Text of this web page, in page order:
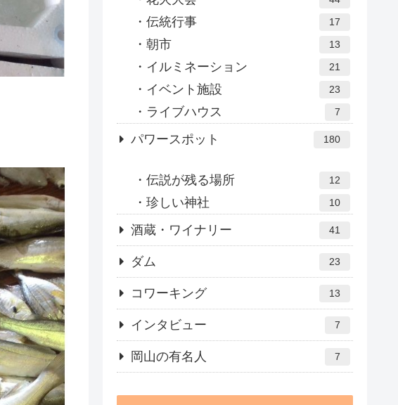
伝統行事 17
朝市 13
イルミネーション 21
イベント施設 23
ライブハウス 7
パワースポット 180
伝説が残る場所 12
珍しい神社 10
酒蔵・ワイナリー 41
ダム 23
コワーキング 13
インタビュー 7
岡山の有名人 7